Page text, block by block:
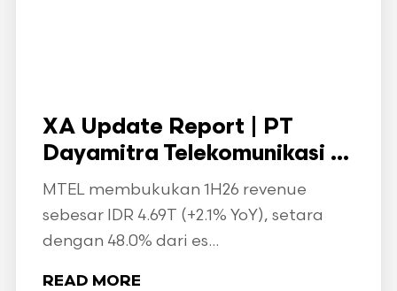
XA Update Report | PT
Dayamitra Telekomunikasi ...
MTEL membukukan 1H26 revenue
sebesar IDR 4.69T (+2.1% YoY), setara
dengan 48.0% dari es...
READ MORE